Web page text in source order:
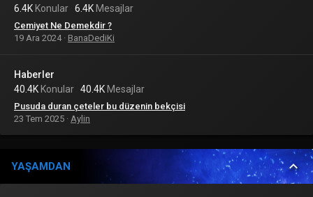
6.4K Konular 6.4K Mesajlar
Cemiyet Ne Demekdir ?
19 Ara 2024
BanaDediKi
Haberler
40.4K Konular 40.4K Mesajlar
Pusuda duran çeteler bu düzenin bekçisi
23 Tem 2025 Aylin
YAŞAMDAN